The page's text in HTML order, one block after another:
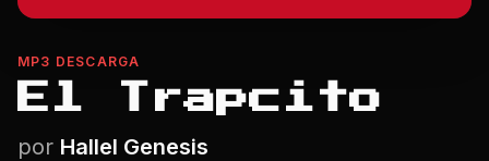
MP3 DESCARGA
El Trapcito
por Hallel Genesis